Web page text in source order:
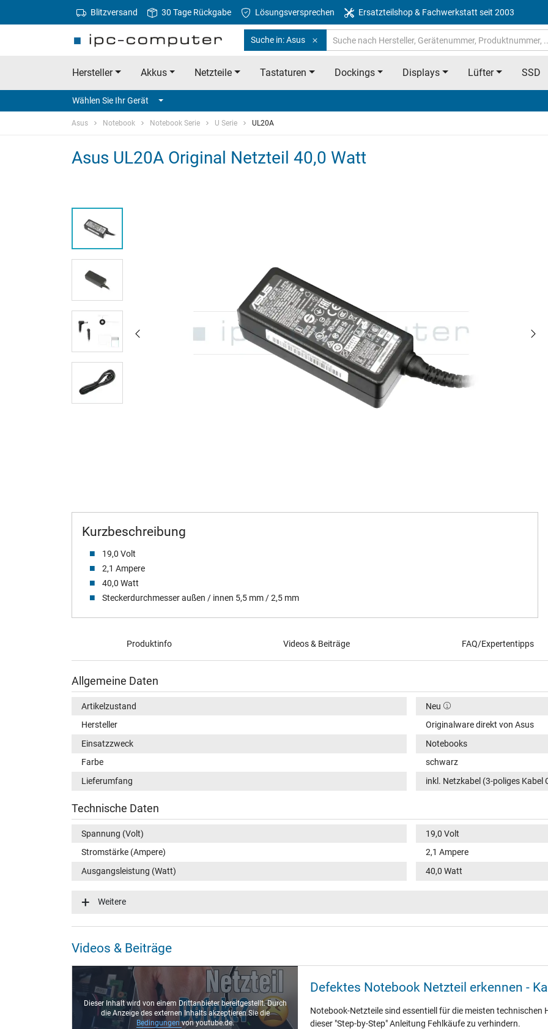
Blitzversand 30 Tage Rückgabe Lösungsversprechen Ersatzteilshop & Fachwerkstatt seit 2003
Suche in: Asus
Hersteller Akkus Netzteile Tastaturen Dockings Displays Lüfter SSD
Wählen Sie Ihr Gerät
Asus Notebook Notebook Serie U Serie UL20A
Asus UL20A Original Netzteil 40,0 Watt
Kurzbeschreibung
19,0 Volt
2,1 Ampere
40,0 Watt
Steckerdurchmesser außen / innen 5,5 mm / 2,5 mm
Produktinfo Videos & Beiträge FAQ/Expertentipps
Allgemeine Daten
Artikelzustand
Neu
Hersteller
Originalware direkt von Asus
Einsatzzweck
Notebooks
Farbe
schwarz
Lieferumfang
inkl. Netzkabel (3-poliges Kabel
Technische Daten
Spannung (Volt)
19,0 Volt
Stromstärke (Ampere)
2,1 Ampere
Ausgangsleistung (Watt)
40,0 Watt
Energieeffizienz
Steckerlänge (mm)
Steckerdurchmesser außen / innen
Stift im Stecker
Nein
Weitere
Videos & Beiträge
Dieser Inhalt wird von einem Drittanbieter bereitgestellt. Durch
die Anzeige des externen Inhalts akzeptieren Sie die
Bedingungenvon youtube.de.
Defektes Notebook Netzteil erkennen -
Notebook-Netzteile sind essentiell für die meisten
dieser "Step-by-Step" Anleitung Fehlkäufe zu verhindern.